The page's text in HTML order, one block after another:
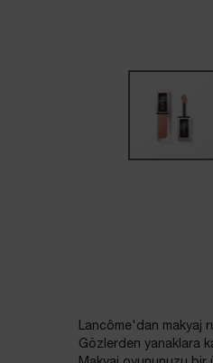
Lancôme'dan makyaj
Gözlerden yanaklara